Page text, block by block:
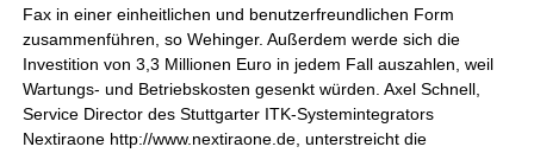
Fax in einer einheitlichen und benutzerfreundlichen Form
zusammenführen, so Wehinger. Außerdem werde sich die
Investition von 3,3 Millionen Euro in jedem Fall auszahlen, weil
Wartungs- und Betriebskosten gesenkt würden. Axel Schnell,
Service Director des Stuttgarter ITK-Systemintegrators
Nextiraone http://www.nextiraone.de, unterstreicht die